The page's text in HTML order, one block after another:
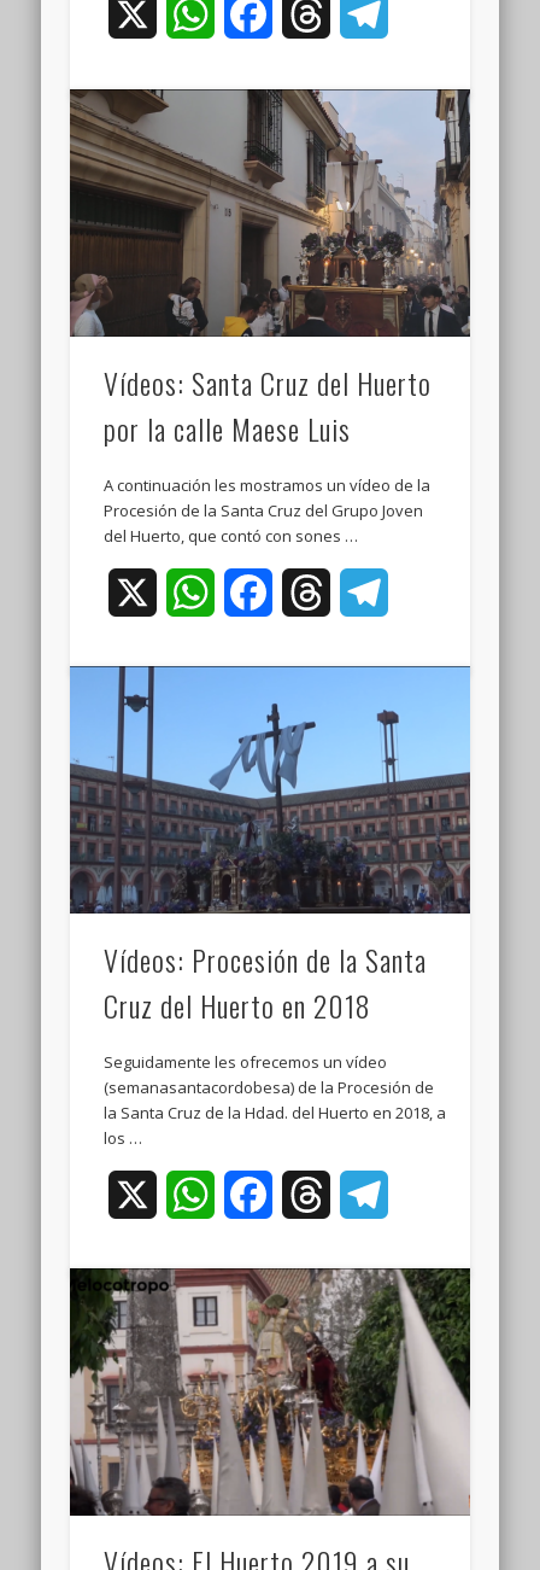
WhatsAppFacebookThreads
Vídeos: Santa Cruz del Huerto
por la calle Maese Luis
A continuación les mostramos un vídeo de la
Procesión de la Santa Cruz del Grupo Joven
del Huerto, que contó con sones …
WhatsAppFacebookThreads
Vídeos: Procesión de la Santa
Cruz del Huerto en 2018
Seguidamente les ofrecemos un vídeo
(semanasantacordobesa) de la Procesión de
la Santa Cruz de la Hdad. del Huerto en 2018, a
los …
WhatsAppFacebookThreads